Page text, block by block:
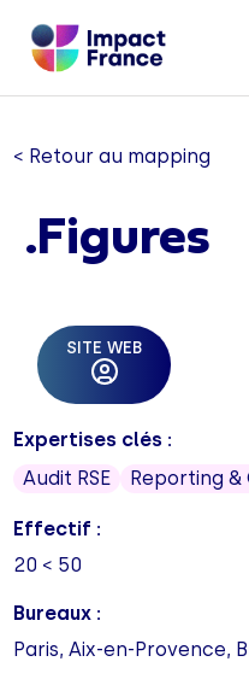
< Retour au mapping
.Figures
SITE WEB
Expertises clés :
Audit RSE
Reporting &
Effectif :
20 < 50
Bureaux :
Paris, Aix-en-Provence,